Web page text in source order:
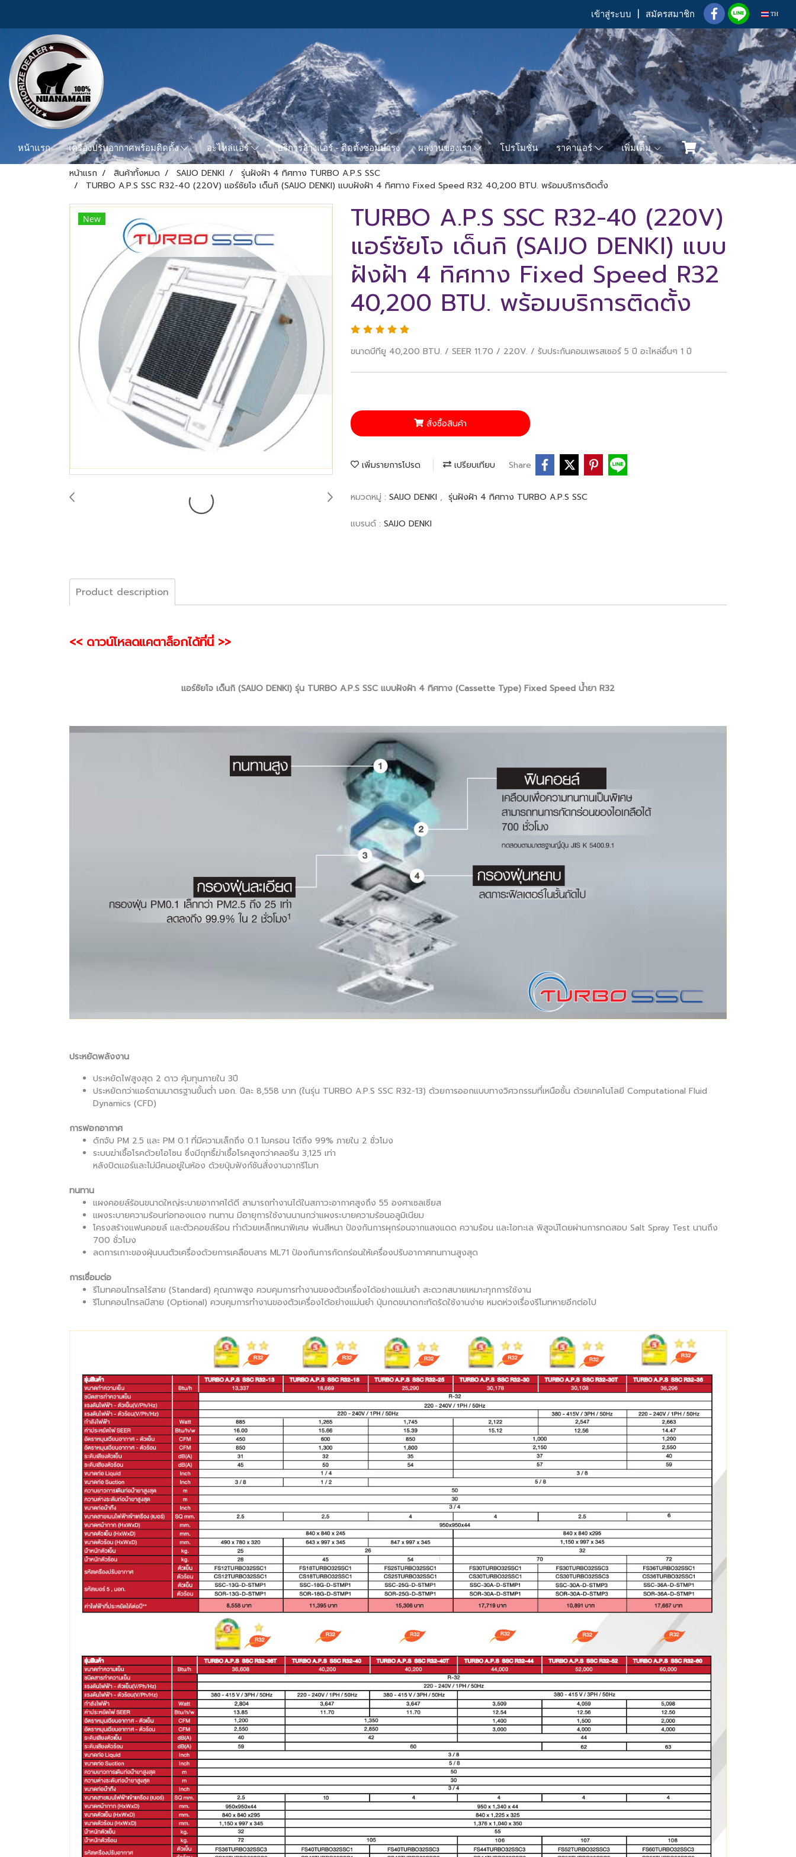
เข้าสู่ระบบ สมัครสมาชิก TH
หน้าแรก เครื่องปรับอากาศพร้อมติดตั้ง อะไหล่แอร์ บริการล้างแอร์ - ติดตั้งซ่อมบำรุง ผลงานของเรา โปรโมชั่น ราคาแอร์ เพิ่มเติม
หน้าแรก สินค้าทั้งหมด SAIJO DENKI
รุ่นฝังฝ้า 4 ทิศทาง TURBO A.P.S SSC
TURBO A.P.S SSC R32-40 (220V) แอร์ซัยโจ เด็นกิ (SAIJO DENKI) แบบฝังฝ้า 4 ทิศทาง Fixed Speed R32 40,200 BTU. พร้อมบริการติดตั้ง
New TURBO A.P.S SSC R32-40 (220V)
แอร์ซัยโจ เด็นกิ (SAIJO DENKI) แบบ
ฝังฝ้า 4 ทิศทาง Fixed Speed R32
40,200 BTU. พร้อมบริการติดตั้ง
ขนาดบีทียู 40,200 BTU. / SEER 11.70 / 220V. / รับประกันคอมเพรสเซอร์ 5 ปี อะไหล่อื่นๆ 1 ปี
สั่งซื้อสินค้า
เพิ่มรายการโปรด เปรียบเทียบ Share
หมวดหมู่ : SAIJO DENKI , รุ่นฝังฝ้า 4 ทิศทาง TURBO A.P.S SSC
แบรนด์ : SAIJO DENKI
Product description
<< ดาวน์โหลดแคตาล็อกได้ที่นี่ >>
แอร์ซัยโจ เด็นกิ (SAIJO DENKI) รุ่น TURBO A.P.S SSC แบบฝังฝ้า 4 ทิศทาง (Cassette Type) Fixed Speed น้ำยา R32
ประหยัดพลังงาน
ประหยัดไฟสูงสุด 2 ดาว คุ้มทุนภายใน 3ปี
ประหยัดกว่าแอร์ตามมาตรฐานขั้นต่ำ มอก. ปีละ 8,558 บาท (ในรุ่น TURBO A.P.S SSC R32-13) ด้วยการออกแบบทางวิศวกรรมที่เหนือชั้น ด้วยเทคโนโลยี Computational Fluid
Dynamics (CFD)
การฟอกอากาศ
ดักจับ PM 2.5 และ PM 0.1 ที่มีความเล็กถึง 0.1 ไมครอน ได้ถึง 99% ภายใน 2 ชั่วโมง
ระบบฆ่าเชื้อโรคด้วยโอโซน ซึ่งมีฤทธิ์ฆ่าเชื้อโรคสูงกว่าคลอรีน 3,125 เท่า
หลังปิดแอร์และไม่มีคนอยู่ในห้อง ด้วยปุ่มฟังก์ชันสั่งงานจากรีโมท
ทนทาน
แผงคอยล์ร้อนขนาดใหญ่ระบายอากาศได้ดี สามารถทำงานได้ในสภาวะอากาศสูงถึง 55 องศาเซลเซียส
แผงระบายความร้อนท่อทองแดง ทนทาน มีอายุการใช้งานนานกว่าแผงระบายความร้อนอลูมิเนียม
โครงสร้างแฟนคอยล์ และตัวคอยล์ร้อน ทำด้วยเหล็กหนาพิเศษ พ่นสีหนา ป้องกันการผุกร่อนจากแสงแดด ความร้อน และไอทะเล พิสูจน์โดยผ่านการทดสอบ Salt Spray Test นานถึง
700 ชั่วโมง
ลดการเกาะของฝุ่นบนตัวเครื่องด้วยการเคลือบสาร ML71 ป้องกันการกัดกร่อนให้เครื่องปรับอากาศทนทานสูงสุด
การเชื่อมต่อ
รีโมทคอนโทรลไร้สาย (Standard) คุณภาพสูง ควบคุมการทำงานของตัวเครื่องได้อย่างแม่นยำ สะดวกสบายเหมาะทุกการใช้งาน
รีโมทคอนโทรลมีสาย (Optional) ควบคุมการทำงานของตัวเครื่องได้อย่างแม่นยำ ปุ่มกดขนาดกะทัดรัดใช้งานง่าย หมดห่วงเรื่องรีโมทหายอีกต่อไป